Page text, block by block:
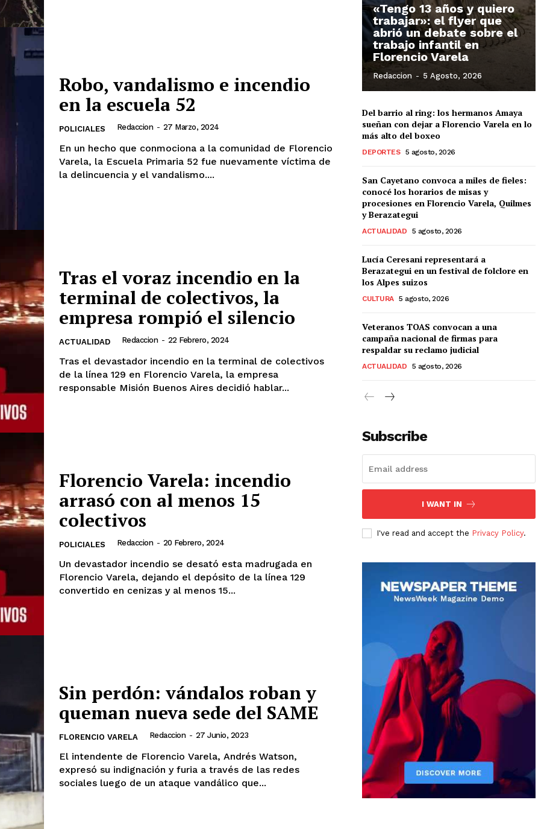
Robo, vandalismo e incendio
en la escuela 52
POLICIALES Redaccion - 27 Marzo, 2024
En un hecho que conmociona a la comunidad de Florencio
Varela, la Escuela Primaria 52 fue nuevamente víctima de
la delincuencia y el vandalismo....
Tras el voraz incendio en la
terminal de colectivos, la
empresa rompió el silencio
ACTUALIDAD Redaccion - 22 Febrero, 2024
Tras el devastador incendio en la terminal de colectivos
de la línea 129 en Florencio Varela, la empresa
responsable Misión Buenos Aires decidió hablar...
Florencio Varela: incendio
arrasó con al menos 15
colectivos
POLICIALES Redaccion - 20 Febrero, 2024
Un devastador incendio se desató esta madrugada en
Florencio Varela, dejando el depósito de la línea 129
convertido en cenizas y al menos 15...
Sin perdón: vándalos roban y
queman nueva sede del SAME
FLORENCIO VARELA Redaccion - 27 Junio, 2023
El intendente de Florencio Varela, Andrés Watson,
expresó su indignación y furia a través de las redes
sociales luego de un ataque vandálico que...
«Tengo 13 años y quiero
trabajar»: el flyer que
abrió un debate sobre el
trabajo infantil en
Florencio Varela
Redaccion - 5 Agosto, 2026
Del barrio al ring: los hermanos Amaya
sueñan con dejar a Florencio Varela en lo
más alto del boxeo
DEPORTES 5 agosto, 2026
San Cayetano convoca a miles de fieles:
conocé los horarios de misas y
procesiones en Florencio Varela, Quilmes
y Berazategui
ACTUALIDAD 5 agosto, 2026
Lucía Ceresani representará a
Berazategui en un festival de folclore en
los Alpes suizos
CULTURA 5 agosto, 2026
Veteranos TOAS convocan a una
campaña nacional de firmas para
respaldar su reclamo judicial
ACTUALIDAD 5 agosto, 2026
Subscribe
I WANT IN
I've read and accept the Privacy Policy.